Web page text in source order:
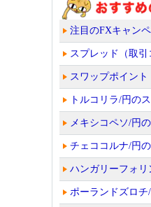
注目のFXキャン
スプレッド（取引
スワップポイント
トルコリラ/円の
メキシコペソ/円
チェココルナ/円
ハンガリーフォ
ポーランドズロ